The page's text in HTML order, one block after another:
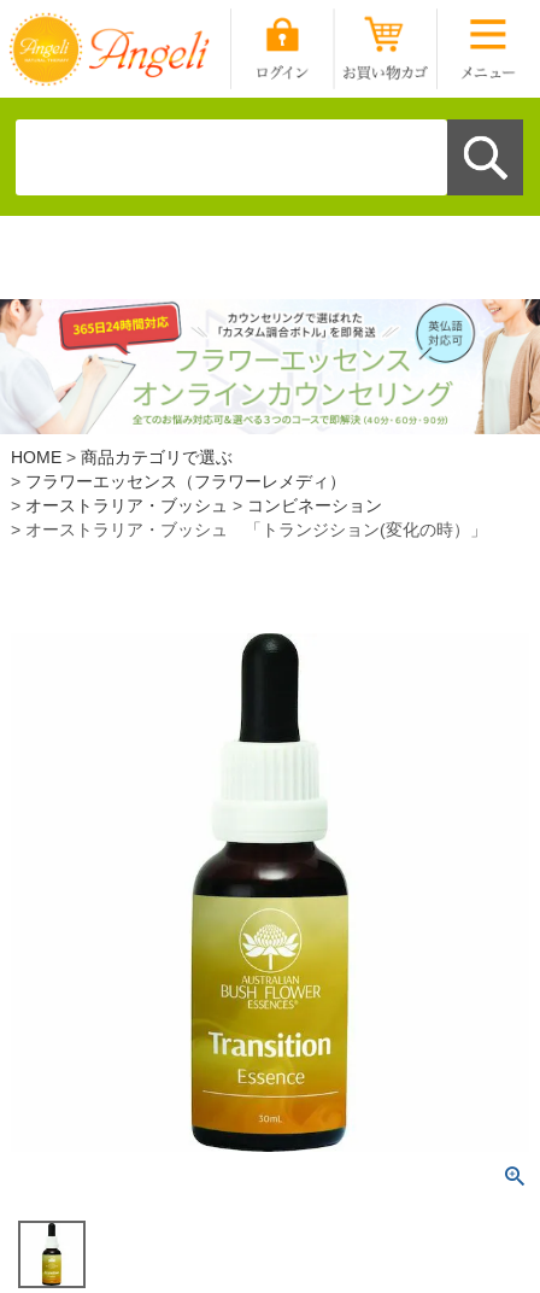
HOME
商品カテゴリで選ぶ
フラワーエッセンス（フラワーレメディ）
オーストラリア・ブッシュ
コンビネーション
オーストラリア・ブッシュ 「トランジション(変化の時）」